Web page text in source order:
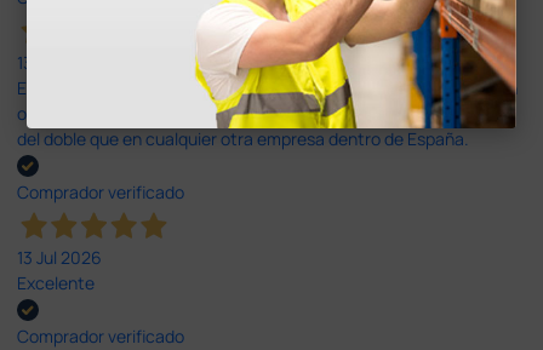
13 Jul 2026
Es fácil hacer el pedido. El producto, bastante mas barato que en
otras plataformas de material médico. Pero el envío cuesta más
del doble que en cualquier otra empresa dentro de España.
Comprador verificado
13 Jul 2026
Excelente
Comprador verificado